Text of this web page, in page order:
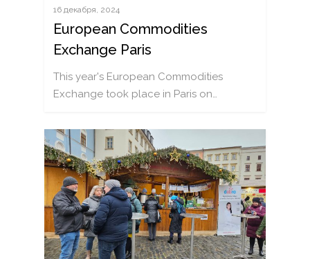
16 декабря, 2024
European Commodities
Exchange Paris
This year's European Commodities
Exchange took place in Paris on…
АГРАРНЫЕ
КОНТЕЙНЕРНЫЕ
МОБИЛЬНАЯ
КАРЬЕРА
РУССКИЙ
ČEŠTINA
DEUTSCH
ENGLISH